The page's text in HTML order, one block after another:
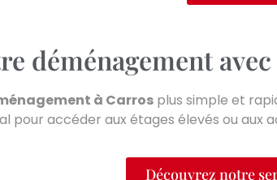
déménagement
à Carros plus simple et
pour accéder aux étages élevés ou
Découvrez notre